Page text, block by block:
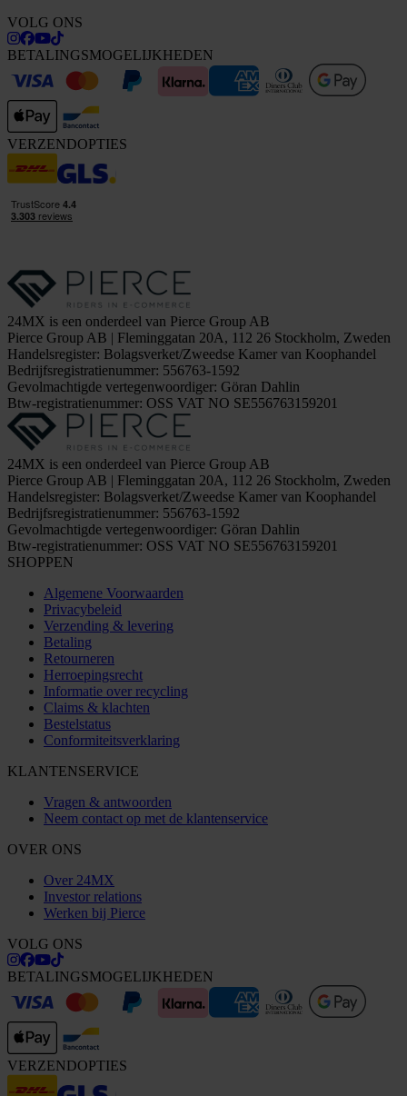
VOLG ONS
BETALINGSMOGELIJKHEDEN
VERZENDOPTIES
24MX is een onderdeel van Pierce Group AB
Pierce Group AB | Fleminggatan 20A, 112 26 Stockholm, Zweden
Handelsregister: Bolagsverket/Zweedse Kamer van Koophandel
Bedrijfsregistratienummer: 556763-1592
Gevolmachtigde vertegenwoordiger: Göran Dahlin
Btw-registratienummer: OSS VAT NO SE556763159201
24MX is een onderdeel van Pierce Group AB
Pierce Group AB | Fleminggatan 20A, 112 26 Stockholm, Zweden
Handelsregister: Bolagsverket/Zweedse Kamer van Koophandel
Bedrijfsregistratienummer: 556763-1592
Gevolmachtigde vertegenwoordiger: Göran Dahlin
Btw-registratienummer: OSS VAT NO SE556763159201
SHOPPEN
Algemene Voorwaarden
Privacybeleid
Verzending & levering
Betaling
Retourneren
Herroepingsrecht
Informatie over recycling
Claims & klachten
Bestelstatus
Conformiteitsverklaring
KLANTENSERVICE
Vragen & antwoorden
Neem contact op met de klantenservice
OVER ONS
Over 24MX
Investor relations
Werken bij Pierce
VOLG ONS
BETALINGSMOGELIJKHEDEN
VERZENDOPTIES